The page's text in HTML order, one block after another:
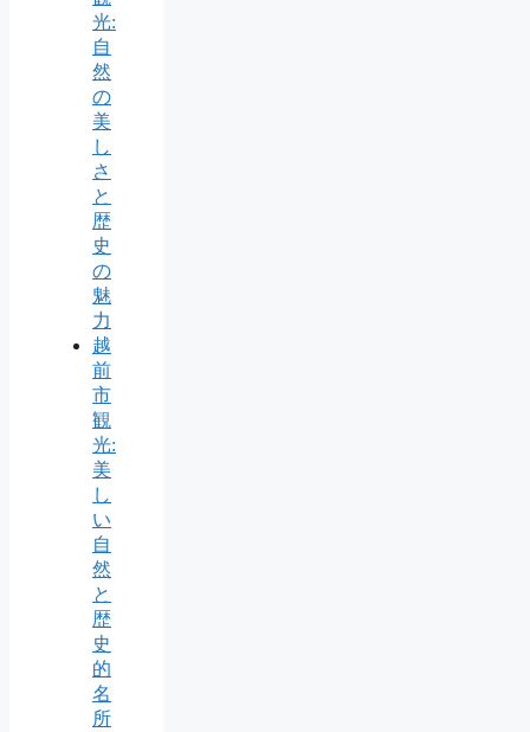
光:
自
然
の
美
し
さ
と
歴
史
の
魅
力
越
前
市
観
光:
美
し
い
自
然
と
歴
史
的
名
所